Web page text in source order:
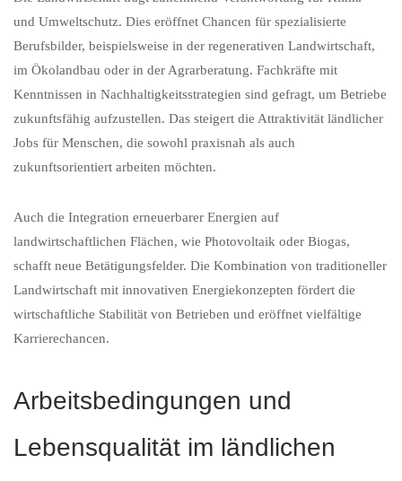
und Umweltschutz. Dies eröffnet Chancen für spezialisierte
Berufsbilder, beispielsweise in der regenerativen Landwirtschaft,
im Ökolandbau oder in der Agrarberatung. Fachkräfte mit
Kenntnissen in Nachhaltigkeitsstrategien sind gefragt, um Betriebe
zukunftsfähig aufzustellen. Das steigert die Attraktivität ländlicher
Jobs für Menschen, die sowohl praxisnah als auch
zukunftsorientiert arbeiten möchten.
Auch die Integration erneuerbarer Energien auf
landwirtschaftlichen Flächen, wie Photovoltaik oder Biogas,
schafft neue Betätigungsfelder. Die Kombination von traditioneller
Landwirtschaft mit innovativen Energiekonzepten fördert die
wirtschaftliche Stabilität von Betrieben und eröffnet vielfältige
Karrierechancen.
Arbeitsbedingungen und
Lebensqualität im ländlichen